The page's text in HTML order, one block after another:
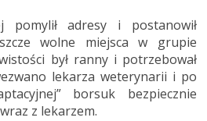
pomylił adresy i postanowił
wolne miejsca w grupie
był ranny i potrzebował
lekarza weterynarii i po
borsuk bezpiecznie
z lekarzem.